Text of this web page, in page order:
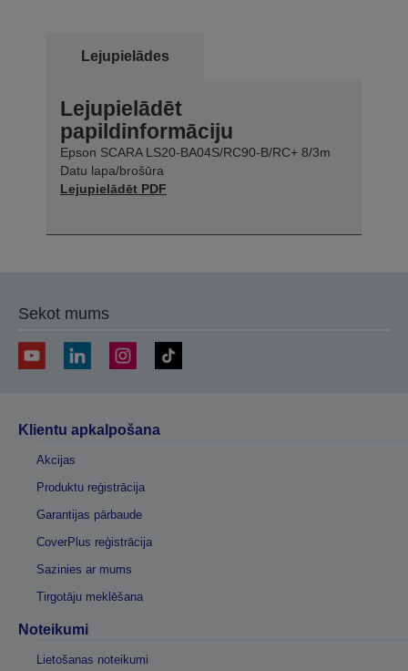
Lejupielādes
Lejupielādēt
papildinformāciju
Epson SCARA LS20-BA04S/RC90-B/RC+ 8/3m
Datu lapa/brošūra
Lejupielādēt PDF
Sekot mums
Klientu apkalpošana
Akcijas
Produktu reģistrācija
Garantijas pārbaude
CoverPlus reģistrācija
Sazinies ar mums
Tirgotāju meklēšana
Noteikumi
Lietošanas noteikumi